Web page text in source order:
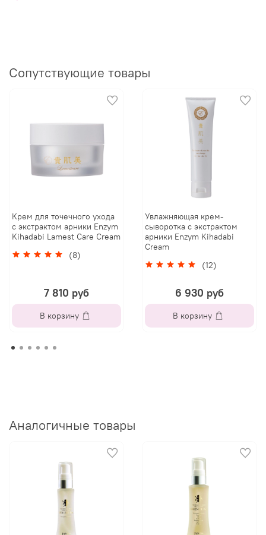
Сопутствующие товары
Крем для точечного ухода
с экстрактом арники Enzym
Kihadabi Lamest Care Cream
(8)
7 810 руб
В корзину
Увлажняющая крем-
сыворотка с экстрактом
арники Enzym Kihadabi
Cream
(12)
6 930 руб
В корзину
Аналогичные товары